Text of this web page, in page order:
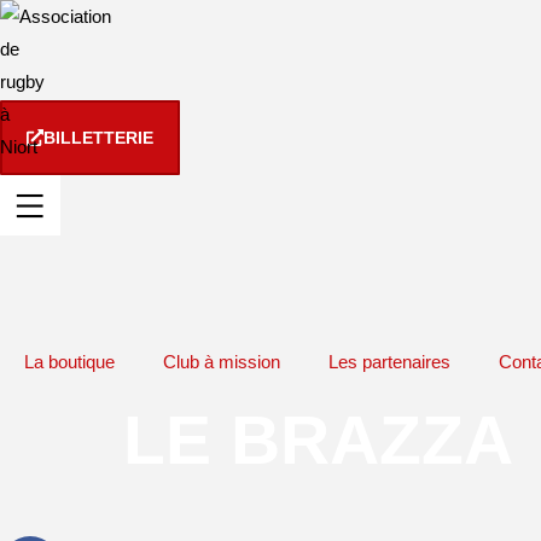
BILLETTERIE
La boutique Club à mission Les partenaires
Panneau de gestion des cookies